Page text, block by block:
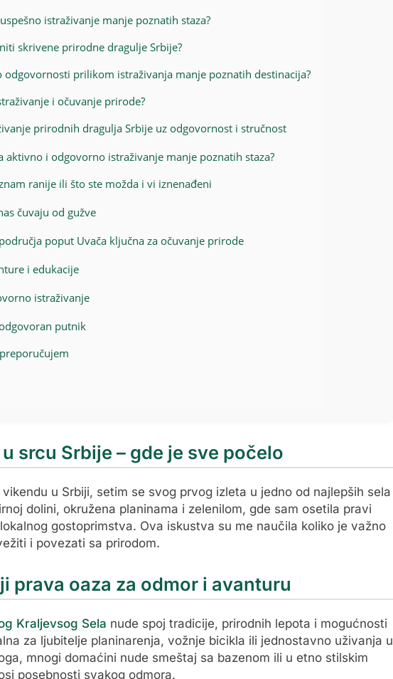
istraživanje manje poznatih staza?
skrivene prirodne dragulje Srbije?
odgovornosti prilikom istraživanja manje poznatih destinacija?
i očuvanje prirode?
prirodnih dragulja Srbije uz odgovornost i stručnost
aktivno i odgovorno istraživanje manje poznatih staza?
ranije ili što ste možda i vi iznenađeni
čuvaju od gužve
poput Uvača ključna za očuvanje prirode
i edukacije
istraživanje
putnik
srcu Srbije – gde je sve počelo
u Srbiji, setim se svog prvog izleta u jedno od najlepših sela
dolini, okružena planinama i zelenilom, gde sam osetila pravi
gostoprimstva. Ova iskustva su me naučila koliko je važno
i povezati sa prirodom.
prava oaza za odmor i avanturu
Kraljevsog Sela nude spoj tradicije, prirodnih lepota i mogućnosti
za ljubitelje planinarenja, vožnje bicikla ili jednostavno uživanja u
mnogi domaćini nude smeštaj sa bazenom ili u etno stilskim
posebnosti svakog odmora.